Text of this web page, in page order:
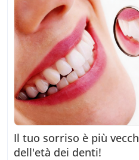
Il tuo sorriso è più
dell'età dei denti!